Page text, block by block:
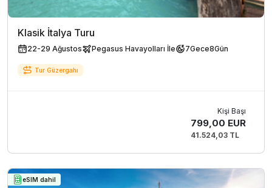
Klasik İtalya Turu
22-29 Ağustos Pegasus Havayolları İle 7Gece8Gün
Tur Güzergahı
Kişi Başı
799,00 EUR
41.524,03 TL
eSIM dahil